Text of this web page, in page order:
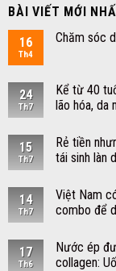
BÀI VIẾT MỚI
16
Th4
Chăm sóc
24
Th7
Kể từ 40
lão hóa, da
15
Th7
Rẻ tiền
tái sinh làn
14
Th7
Việt Nam
combo để
17
Th6
Nước ép
collagen: